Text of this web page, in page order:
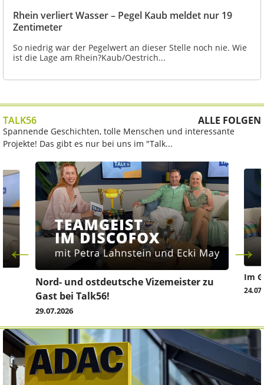
Rhein verliert Wasser – Pegel Kaub meldet nur 19
Zentimeter
So niedrig war der Pegelwert an dieser Stelle noch nie. Wie
ist die Lage am Rhein?Kaub/Oestrich...
TALK56 ALLE FOLGEN
Spannende Geschichten, tolle Menschen und interessante
Projekte! Das gibt es nur bei uns im "Talk...
Nord- und ostdeutsche Vizemeister zu
Gast bei Talk56!
29.07.2026
Im